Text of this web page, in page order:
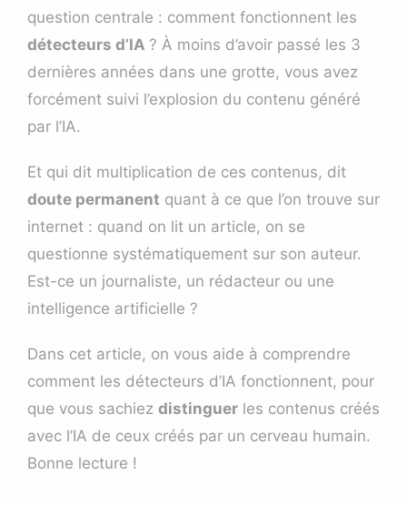
question centrale : comment fonctionnent les
détecteurs d’IA ? À moins d’avoir passé les 3
dernières années dans une grotte, vous avez
forcément suivi l’explosion du contenu généré
par l’IA.
Et qui dit multiplication de ces contenus, dit
doute permanent quant à ce que l’on trouve sur
internet : quand on lit un article, on se
questionne systématiquement sur son auteur.
Est-ce un journaliste, un rédacteur ou une
intelligence artificielle ?
Dans cet article, on vous aide à comprendre
comment les détecteurs d’IA fonctionnent, pour
que vous sachiez distinguer les contenus créés
avec l’IA de ceux créés par un cerveau humain.
Bonne lecture !